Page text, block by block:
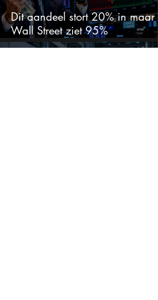
Dit aandeel stort 20% in maar
Wall Street ziet 95%
koerspotentieel